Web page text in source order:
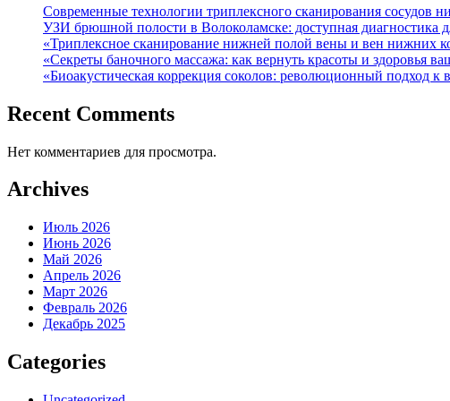
Современные технологии триплексного сканирования сосудов
УЗИ брюшной полости в Волоколамске: доступная диагностика
«Триплексное сканирование нижней полой вены и вен нижних
«Секреты баночного массажа: как вернуть красоты и здоровья
«Биоакустическая коррекция соколов: революционный подход к
Recent Comments
Нет комментариев для просмотра.
Archives
Июль 2026
Июнь 2026
Май 2026
Апрель 2026
Март 2026
Февраль 2026
Декабрь 2025
Categories